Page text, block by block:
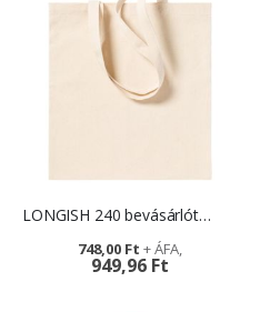
LONGISH 240 bevásárlótáska - reklámajándék
949,96 Ft
748,00 Ft